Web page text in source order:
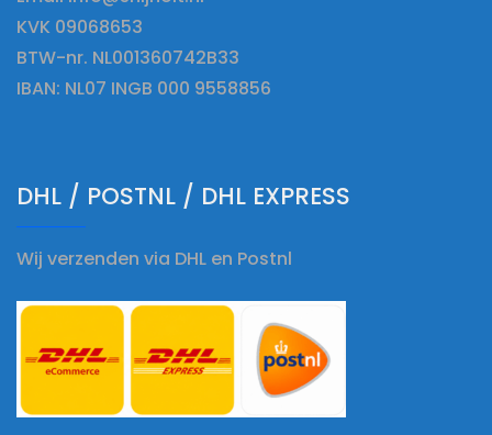
KVK 09068653
BTW-nr. NL001360742B33
IBAN: NL07 INGB 000 9558856
DHL / POSTNL / DHL EXPRESS
Wij verzenden via DHL en Postnl